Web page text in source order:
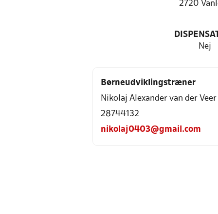
2720
Nej
Børneudviklingstræner
Nikolaj Alexander van der Veer
28744132
nikolaj0403@gmail.com